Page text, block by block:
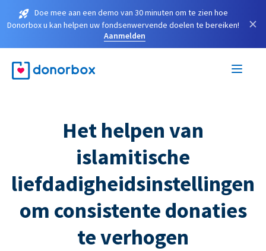
Doe mee aan een demo van 30 minuten om te zien hoe
Donorbox u kan helpen uw fondsenwervende doelen te bereiken!
Aanmelden
×
Het helpen van
islamitische
liefdadigheidsinstellingen
om consistente donaties
te verhogen